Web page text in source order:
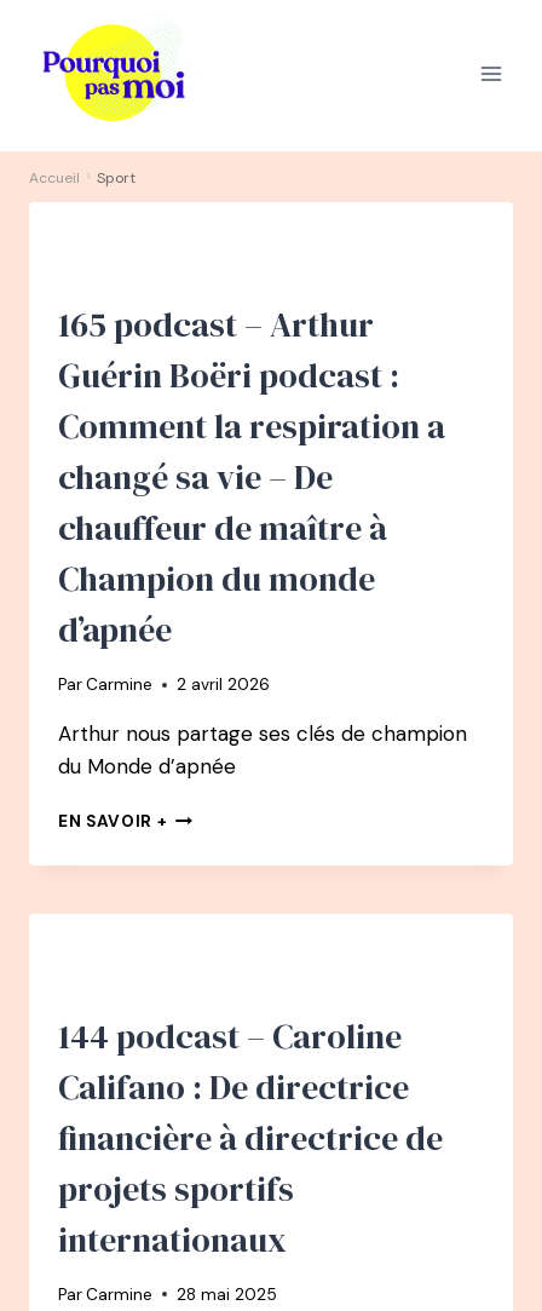
contenu
Accueil › Sport
165 podcast – Arthur
Guérin Boëri podcast :
Comment la respiration a
changé sa vie – De
chauffeur de maître à
Champion du monde
d’apnée
ParCarmine 2 avril 2026
Arthur nous partage ses clés de champion
du Monde d’apnée
EN SAVOIR + 165
–
GUÉRIN
LA
A
CHANGÉ
SA
–
CHAUFFEUR
MAÎTRE
144 podcast – Caroline
Califano : De directrice
financière à directrice de
projets sportifs
internationaux
ParCarmine 28 mai 2025